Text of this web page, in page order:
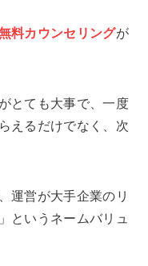
料カウンセリングが
とても大事で、一度
えるだけでなく、次
運営が大手企業のリ
というネームバリュ